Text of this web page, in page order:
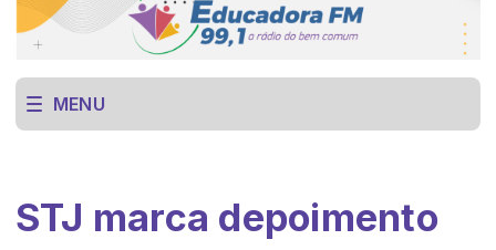
MENU
STJ marca depoimento